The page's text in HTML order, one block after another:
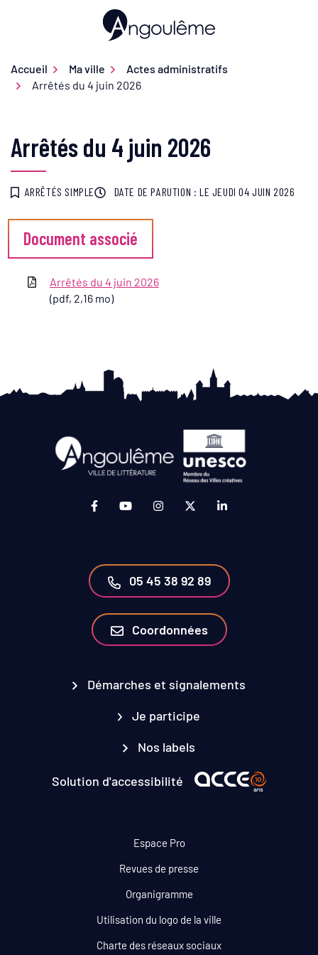
Ville d'Angoulême
Accueil Ma ville
Actes administratifs
Arrêtés du 4 juin 2026
Arrêtés du 4 juin 2026
ARRÊTÉS SIMPLE DATE DE PARUTION : LE JEUDI 04 JUIN 2026
Document associé
Arrêtés du 4 juin 2026
(pdf, 2,16 mo)
Lien vers le compte Facebook (ouverture
Lien vers la chaîne Youtube
Lien vers le compte
Lien vers le compte
Lien vers le
05 45 38 92 89
Coordonnées
Démarches et signalements
Je participe
Nos labels
Solution d'accessibilité
Espace Pro
Revues de presse
Organigramme
Utilisation du logo de la ville
Charte des réseaux sociaux